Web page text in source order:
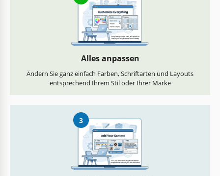
Alles anpassen
Ändern Sie ganz einfach Farben, Schriftarten und Layouts
entsprechend Ihrem Stil oder Ihrer Marke
3